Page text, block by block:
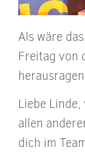
Als wäre
Freitag von
Liebe
allen
dich im